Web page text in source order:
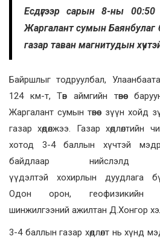
Есдүгээр сарын 8-ны
Жаргалант сумын Баянбулаг
газар таван магнитудын
Байршлыг тодруулбал,
124 км-т, Төв аймгийн төвөөс
Жаргалант сумын төвөөс зүүн хойд
газар хөдөлжээ. Газар хөдлөлтийн
хотод 3-4 баллын хүчтэй
байдлаар нийслэлд
үүдэлтэй хохирлын дуудлага
Одон орон, геофизикийн
шинжилгээний ажилтан Д.Хонгор
3-4 баллын газар хөдлөлт нь хүнд